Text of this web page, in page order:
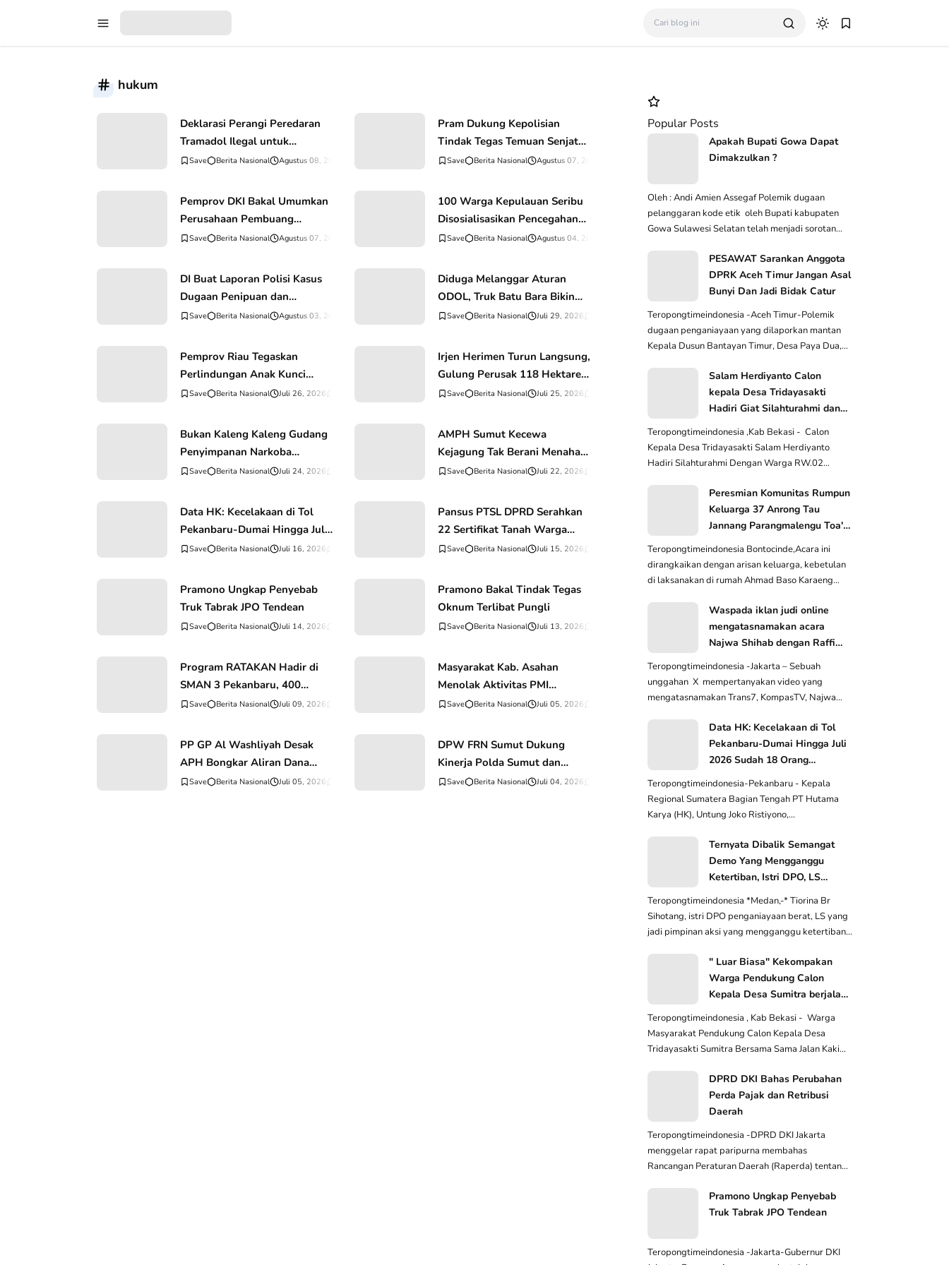
hukum
Deklarasi Perangi Peredaran
Tramadol Ilegal untuk
Lindungi Generasi Muda
Berita Nasional Agustus 08, 2026
Pram Dukung Kepolisian
Tindak Tegas Temuan Senjata
di SekolahBerita Nasional Agustus 07, 2026
Pemprov DKI Bakal Umumkan
Perusahaan Pembuang
Sampah Ilegal
Berita Nasional Agustus 07, 2026
100 Warga Kepulauan Seribu
Disosialisasikan Pencegahan
TPPO
Berita Nasional Agustus 04, 2026
DI Buat Laporan Polisi Kasus
Dugaan Penipuan dan
Penggelapan Atas PBG Serta
Kandang Ternak Ayam Petelur
di Paluh Sibaji Pantai Labu, 1,1
Berita Nasional Agustus 03, 2026
Diduga Melanggar Aturan
ODOL, Truk Batu Bara Bikin
Jalan Kuala Cinaku Makin
Berita Nasional Juli 29, 2026
Pemprov Riau Tegaskan
Perlindungan Anak Kunci
Utama Menuju Indonesia Emas
Berita Nasional Juli 26, 2026
Irjen Herimen Turun Langsung,
Gulung Perusak 118 Hektare
Mangrove di Rohil
Berita Nasional Juli 25, 2026
Bukan Kaleng Kaleng Gudang
Penyimpanan Narkoba
Dibongkar Ditnarkoba Polda
Berita Nasional Juli 24, 2026
AMPH Sumut Kecewa
Kejagung Tak Berani Menahan
Mantan Jampidsus
Berita Nasional Juli 22, 2026
Data HK: Kecelakaan di Tol
Pekanbaru-Dumai Hingga Juli
2026 Sudah 18 Orang
Berita Nasional Juli 16, 2026
Pansus PTSL DPRD Serahkan
22 Sertifikat Tanah Warga
TamboraBerita Nasional Juli 15, 2026
Pramono Ungkap Penyebab
Truk Tabrak JPO Tendean
Berita Nasional Juli 14, 2026
Pramono Bakal Tindak Tegas
Oknum Terlibat Pungli
Berita Nasional Juli 13, 2026
Program RATAKAN Hadir di
SMAN 3 Pekanbaru, 400
Pelajar Dibekali Pencegahan
Berita Nasional Juli 09, 2026
Masyarakat Kab. Asahan
Menolak Aktivitas PMI
(PEKERJA MIGRAN
Mereka
Berita Nasional Juli 05, 2026
PP GP Al Washliyah Desak
APH Bongkar Aliran Dana
Kasus Wamen Imipas Silmy
Berita Nasional Juli 05, 2026
DPW FRN Sumut Dukung
Kinerja Polda Sumut dan
Jajaran Dalam Pemberantasan
Berita Nasional Juli 04, 2026
Popular Posts
Apakah Bupati Gowa Dapat
Dimakzulkan ?
Oleh : Andi Amien Assegaf Polemik dugaan
pelanggaran kode etik oleh Bupati kabupaten
Gowa Sulawesi Selatan telah menjadi sorotan
PESAWAT Sarankan Anggota
DPRK Aceh Timur Jangan Asal
Bunyi Dan Jadi Bidak Catur
Teropongtimeindonesia -Aceh Timur-Polemik
dugaan penganiayaan yang dilaporkan mantan
Kepala Dusun Bantayan Timur, Desa Paya Dua,
Salam Herdiyanto Calon
kepala Desa Tridayasakti
Hadiri Giat Silahturahmi dan
Ramah Tamah Dengan Warga
Rw.02
Teropongtimeindonesia ,Kab Bekasi - Calon
Kepala Desa Tridayasakti Salam Herdiyanto
Hadiri Silahturahmi Dengan Warga RW.02
Peresmian Komunitas Rumpun
Keluarga 37 Anrong Tau
Jannang Parangmalengu Toa'
Oke' Family, Di Hadiri oleh
Raja Bajeng Ke XIX Karaeng
Loe Ri Bajeng II Bersama
Teropongtimeindonesia Bontocinde,Acara ini
dirangkaikan dengan arisan keluarga, kebetulan
di laksanakan di rumah Ahmad Baso Karaeng
Waspada iklan judi online
mengatasnamakan acara
Najwa Shihab dengan Raffi
Teropongtimeindonesia -Jakarta – Sebuah
unggahan X mempertanyakan video yang
mengatasnamakan Trans7, KompasTV, Najwa
Data HK: Kecelakaan di Tol
Pekanbaru-Dumai Hingga Juli
2026 Sudah 18 Orang
Meninggal Dunia
Teropongtimeindonesia-Pekanbaru - Kepala
Regional Sumatera Bagian Tengah PT Hutama
Karya (HK), Untung Joko Ristiyono,
Ternyata Dibalik Semangat
Demo Yang Mengganggu
Ketertiban, Istri DPO, LS
Inginkan SP3 Kasus Suaminya
Teropongtimeindonesia *Medan,-* Tiorina Br
Sihotang, istri DPO penganiayaan berat, LS yang
jadi pimpinan aksi yang mengganggu ketertiban
" Luar Biasa" Kekompakan
Warga Pendukung Calon
Kepala Desa Sumitra berjalan
Kaki Serahkan Berkas Guna
Persyaratan calon Kades
Teropongtimeindonesia , Kab Bekasi - Warga
Masyarakat Pendukung Calon Kepala Desa
Tridayasakti Sumitra Bersama Sama Jalan Kaki
DPRD DKI Bahas Perubahan
Perda Pajak dan Retribusi
Daerah
Teropongtimeindonesia -DPRD DKI Jakarta
menggelar rapat paripurna membahas
Rancangan Peraturan Daerah (Raperda) tentang
Pramono Ungkap Penyebab
Truk Tabrak JPO Tendean
Teropongtimeindonesia -Jakarta-Gubernur DKI